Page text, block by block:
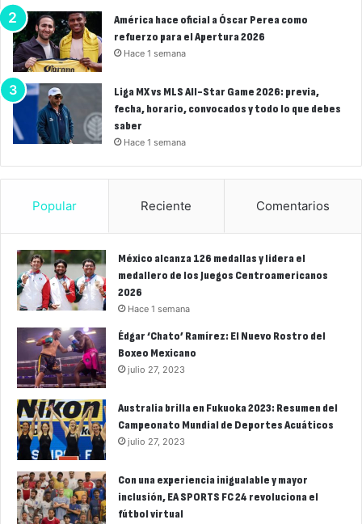
América hace oficial a Óscar Perea como
refuerzo para el Apertura 2026
Hace 1 semana
Liga MX vs MLS All-Star Game 2026: previa,
fecha, horario, convocados y todo lo que debes
saber
Hace 1 semana
Popular Reciente Comentarios
México alcanza 126 medallas y lidera el
medallero de los Juegos Centroamericanos
2026
Hace 1 semana
Édgar ‘Chato’ Ramírez: El Nuevo Rostro del
Boxeo Mexicano
julio 27, 2023
Australia brilla en Fukuoka 2023: Resumen del
Campeonato Mundial de Deportes Acuáticos
julio 27, 2023
Con una experiencia inigualable y mayor
inclusión, EA SPORTS FC 24 revoluciona el
fútbol virtual